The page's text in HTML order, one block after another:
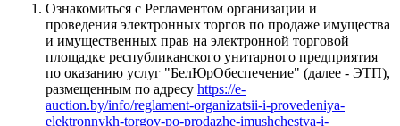
Ознакомиться с Регламентом организации и
проведения электронных торгов по продаже имущества
и имущественных прав на электронной торговой
площадке республиканского унитарного предприятия
по оказанию услуг "БелЮрОбеспечение" (далее - ЭТП),
размещенным по адресу https://e-
auction.by/info/reglament-organizatsii-i-provedeniya-
elektronnykh-torgov-po-prodazhe-imushchestva-i-